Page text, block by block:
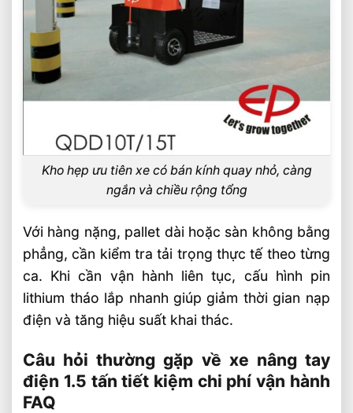
Kho hẹp ưu tiên xe có bán kính quay nhỏ, càng
ngắn và chiều rộng tổng
Với hàng nặng, pallet dài hoặc sàn không bằng
phẳng, cần kiểm tra tải trọng thực tế theo từng
ca. Khi cần vận hành liên tục, cấu hình pin
lithium tháo lắp nhanh giúp giảm thời gian nạp
điện và tăng hiệu suất khai thác.
Câu hỏi thường gặp về xe nâng tay
điện 1.5 tấn tiết kiệm chi phí vận hành
FAQ